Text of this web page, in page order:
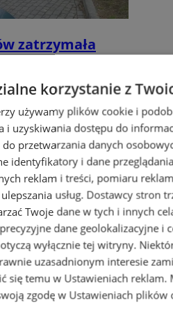
zatrzymała
mężczyznę
korzystanie z
używamy plików cookie i
i uzyskiwania dostępu do
przetwarzania danych
identyfikatory i dane
reklam i treści, pomiaru
usług. Dostawcy stron
Twoje dane w tych i innych
dane geolokalizacyjne i
wyłącznie tej witryny.
uzasadnionym interesie
się temu w Ustawieniach reklam.
zgodę w Ustawieniach plików